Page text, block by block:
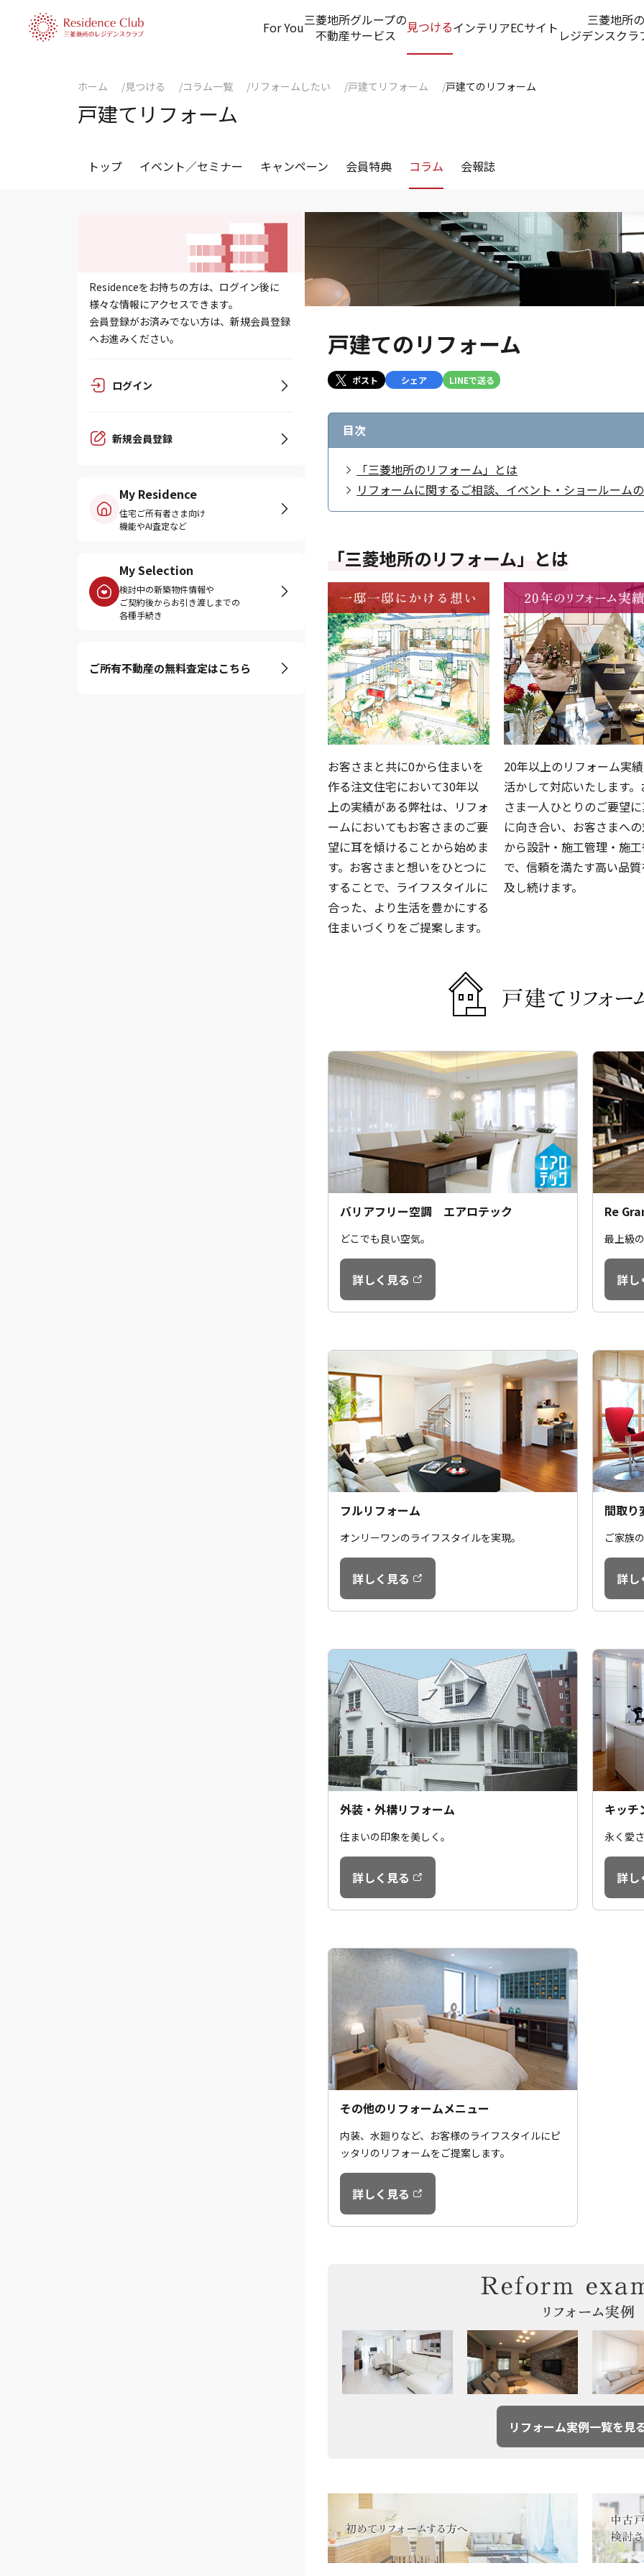
For You三菱地所グループの
不動産サービス
見つけるインテリアECサイト
三菱地所の
レジデンスクラ
ホーム 見つける コラム一覧 リフォームしたい 戸建てリフォーム 戸建てのリフォーム
戸建てリフォーム
トップ イベント／セミナー キャンペーン 会員特典 コラム 会報誌
Residenceをお持ちの方は、ログイン後に
様々な情報にアクセスできます。
会員登録がお済みでない方は、新規会員登録
へお進みください。
ログイン
新規会員登録
My Residence
住宅ご所有者さま向け
機能やAI査定など
My Selection
検討中の新築物件情報や
ご契約後からお引き渡しまでの
各種手続き
ご所有不動産の無料査定はこちら
戸建てのリフォーム
ポスト シェア LINEで送る
目次
「三菱地所のリフォーム」とは
リフォームに関するご相談、イベント・ショールーム
「三菱地所のリフォーム」とは
お客さまと共に0から住まいを
作る注文住宅において30年以
上の実績がある弊社は、リフォ
ームにおいてもお客さまのご要
望に耳を傾けることから始めま
す。お客さまと想いをひとつに
することで、ライフスタイルに
合った、より生活を豊かにする
住まいづくりをご提案します。
20年以上のリフォーム実
活かして対応いたします
さま一人ひとりのご要望
に向き合い、お客さまへ
から設計・施工管理・施
で、信頼を満たす高い品
及し続けます。
バリアフリー空調 エアロテック
どこでも良い空気。
詳しく見る
Re
最上級
詳し
フルリフォーム
オンリーワンのライフスタイルを実現。
詳しく見る
間取り
ご家族
詳し
外装・外構リフォーム
住まいの印象を美しく。
詳しく見る
キッチ
永く愛
詳し
その他のリフォームメニュー
内装、水廻りなど、お客様のライフスタイルにピ
ッタリのリフォームをご提案します。
詳しく見る
リフォーム実例一覧を見